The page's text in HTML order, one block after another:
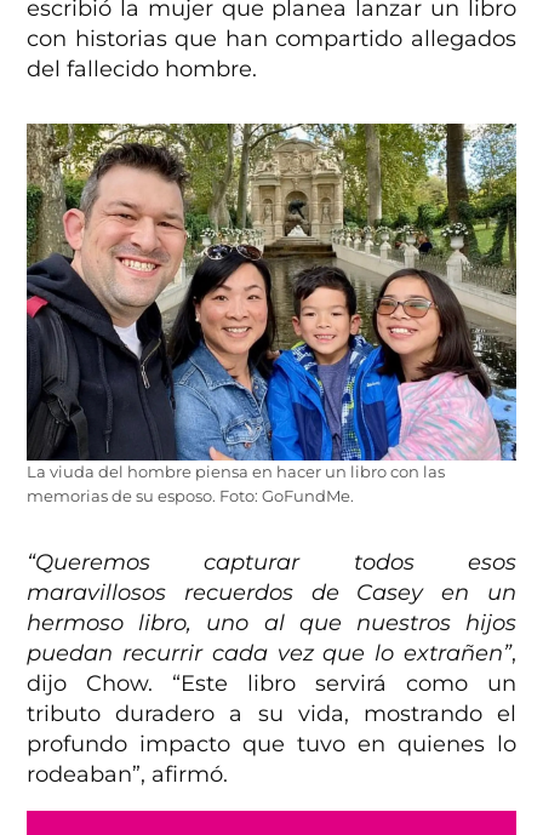
escribió la mujer que planea lanzar un libro
con historias que han compartido allegados
del fallecido hombre.
La viuda del hombre piensa en hacer un libro con las
memorias de su esposo. Foto: GoFundMe.
“Queremos capturar todos esos
maravillosos recuerdos de Casey en un
hermoso libro, uno al que nuestros hijos
puedan recurrir cada vez que lo extrañen”,
dijo Chow. “Este libro servirá como un
tributo duradero a su vida, mostrando el
profundo impacto que tuvo en quienes lo
rodeaban”, afirmó.